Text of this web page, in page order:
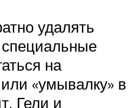
удалять
на
«умывалку» в
Гели и